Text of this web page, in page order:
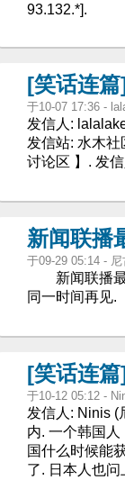
93.132.*].
[笑话连
于10-07 17:36 -
发信人:
发信站: 水木
讨论区 】. 发
新闻联播
于09-29 05:14 -
新闻联播最
同一时间再见.
[笑话连
于10-12 05:12 -
发信人: Ninis (
内. 一个韩国
国什么时候能
了. 日本人也